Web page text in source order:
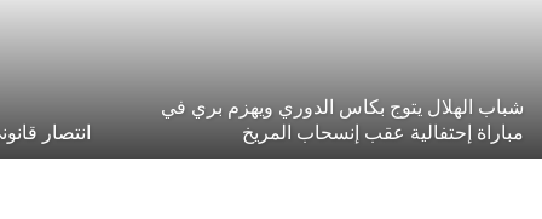
شباب الهلال يتوج بكاس الدوري ويهزم بري في
مباراة إحتفالية عقب إنسحاب المريخ
انتصار